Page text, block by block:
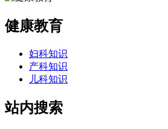
健康教育
妇科知识
产科知识
儿科知识
站内搜索